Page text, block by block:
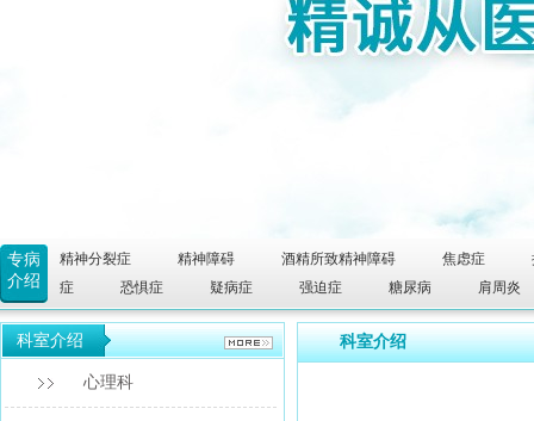
专病
介绍
精神分裂症 精神障碍 酒精所致精神障碍 焦虑症
症
恐惧症 疑病症 强迫症 糖尿病 肩周炎
科室介绍
心理科
科室介绍